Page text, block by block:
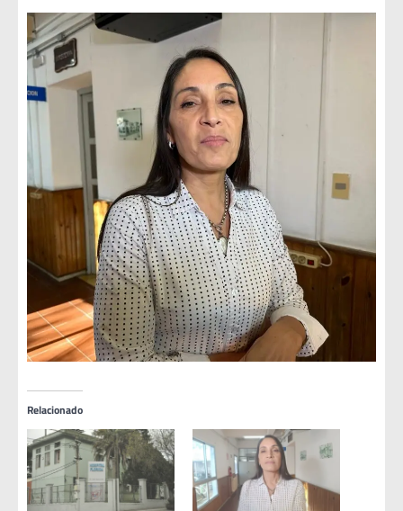
Relacionado